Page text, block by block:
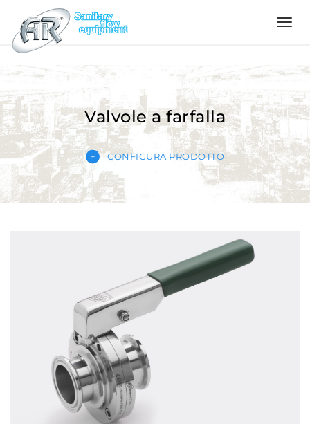
Language
Home
Azienda
Prodotti
Valvole a farfalla
CONFIGURA PRODOTTO